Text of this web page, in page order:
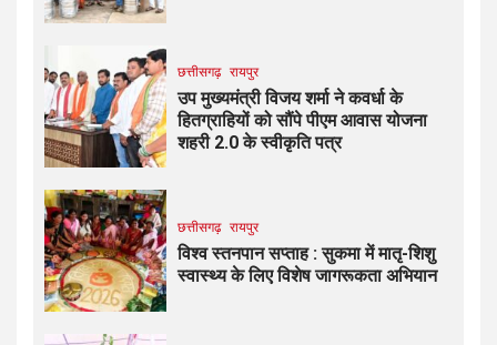
छत्तीसगढ़ रायपुर
उप मुख्यमंत्री विजय शर्मा ने कवर्धा के
हितग्राहियों को सौंपे पीएम आवास योजना
शहरी 2.0 के स्वीकृति पत्र
छत्तीसगढ़ रायपुर
विश्व स्तनपान सप्ताह : सुकमा में मातृ-शिशु
स्वास्थ्य के लिए विशेष जागरूकता अभियान